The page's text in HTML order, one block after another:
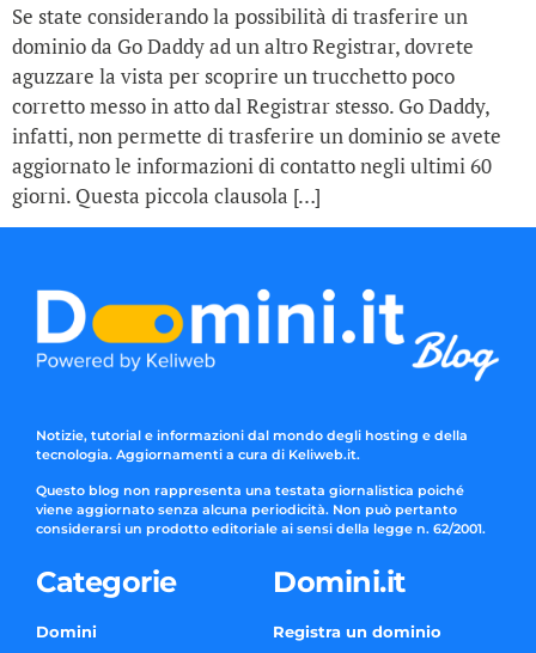
Se state considerando la possibilità di trasferire un
dominio da Go Daddy ad un altro Registrar, dovrete
aguzzare la vista per scoprire un trucchetto poco
corretto messo in atto dal Registrar stesso. Go Daddy,
infatti, non permette di trasferire un dominio se avete
aggiornato le informazioni di contatto negli ultimi 60
giorni. Questa piccola clausola […]
Notizie, tutorial e informazioni dal mondo degli hosting e della
tecnologia. Aggiornamenti a cura di Keliweb.it.
Questo blog non rappresenta una testata giornalistica poiché
viene aggiornato senza alcuna periodicità. Non può pertanto
considerarsi un prodotto editoriale ai sensi della legge n. 62/2001.
Categorie
Domini
Domini.it
Registra un dominio